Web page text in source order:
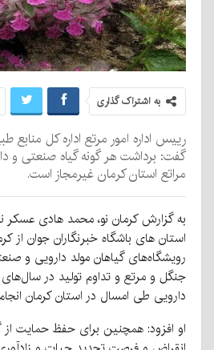
به اشتراک گذاری
رییس اداره امور مرتع اداره کل
گفت: برداشت هر گونه گیاه صنعتی و
مراتع استان کرمان غیرمجاز است.
به گزارش کرمان نو، محمد هادی عسکر
استان های باشگاه خبرنگاران جوان از
رویشگاه‌های گیاهان مولد دارویی و
جنگل و مرتع و تداوم تولید در سال‌های
دارویی طی امسال در استان کرمان
او افزود: همچنین برای حفظ حمایت